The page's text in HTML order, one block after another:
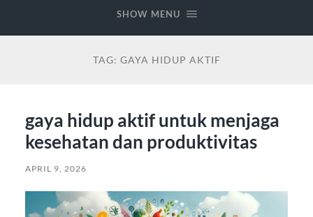
SHOW MENU
TAG: GAYA HIDUP AKTIF
gaya hidup aktif untuk menjaga
kesehatan dan produktivitas
APRIL 9, 2026